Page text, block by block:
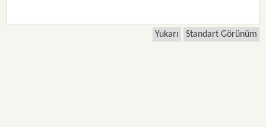
Yukarı Standart Görünüm